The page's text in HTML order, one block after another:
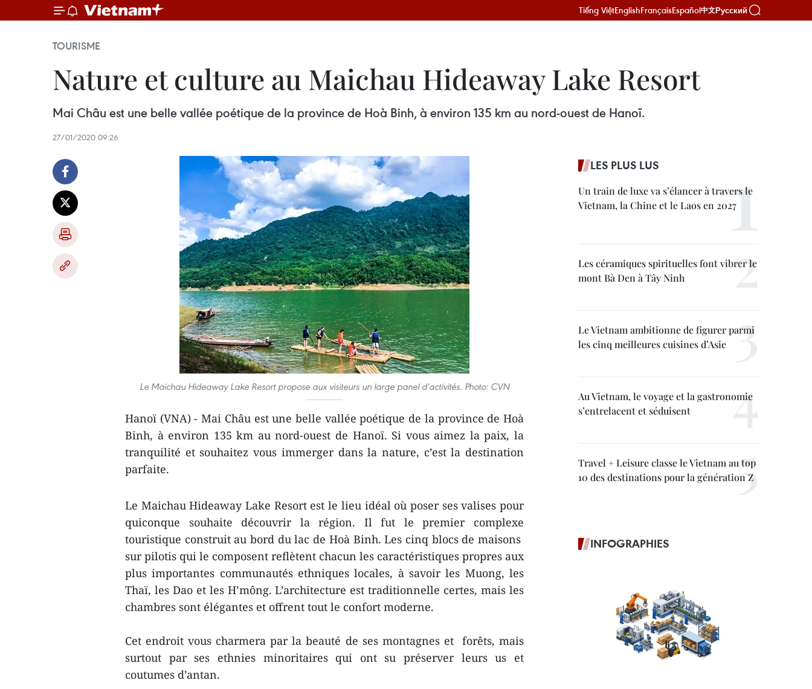
Tiếng ViệtEnglishFrançaisEspañol中文Русский
TOURISME
Nature et culture au Maichau Hideaway Lake Resort
Mai Châu est une belle vallée poétique de la province de Hoà Binh, à environ 135 km au nord-ouest de Hanoï.
27/01/2020 09:26
Le Maichau Hideaway Lake Resort propose aux visiteurs un large panel d'activités. Photo: CVN
Hanoï (VNA) - Mai Châu est une belle vallée poétique de la province de Hoà
Binh, à environ 135 km au nord-ouest de Hanoï. Si vous aimez la paix, la
tranquilité et souhaitez vous immerger dans la nature, c’est la destination
parfaite.
Le Maichau Hideaway Lake Resort est le lieu idéal où poser ses valises pour
quiconque souhaite découvrir la région. Il fut le premier complexe
touristique construit au bord du lac de Hoà Binh. Les cinq blocs de maisons
sur pilotis qui le composent reflètent chacun les caractéristiques propres aux
plus importantes communautés ethniques locales, à savoir les Muong, les
Thaï, les Dao et les H’mông. L’architecture est traditionnelle certes, mais les
chambres sont élégantes et offrent tout le confort moderne.
Cet endroit vous charmera par la beauté de ses montagnes et forêts, mais
surtout par ses ethnies minoritaires qui ont su préserver leurs us et
coutumes d’antan.
LES PLUS LUS
Un train de luxe va s’élancer à travers le
Vietnam, la Chine et le Laos en 2027
Les céramiques spirituelles font vibrer le
mont Bà Den à Tây Ninh
Le Vietnam ambitionne de figurer parmi
les cinq meilleures cuisines d’Asie
Au Vietnam, le voyage et la gastronomie
s’entrelacent et séduisent
Travel + Leisure classe le Vietnam au top
10 des destinations pour la génération Z
INFOGRAPHIES